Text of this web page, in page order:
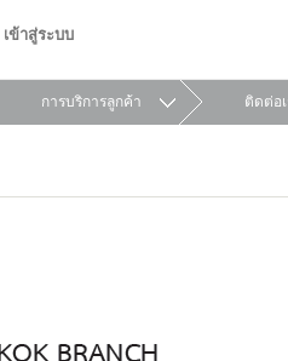
เข้าสู่ระบบ
การบริการลูกค้า ติดต่อ